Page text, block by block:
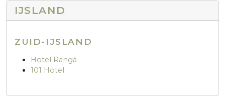
IJSLAND
ZUID-IJSLAND
Hotel Rangá
101 Hotel